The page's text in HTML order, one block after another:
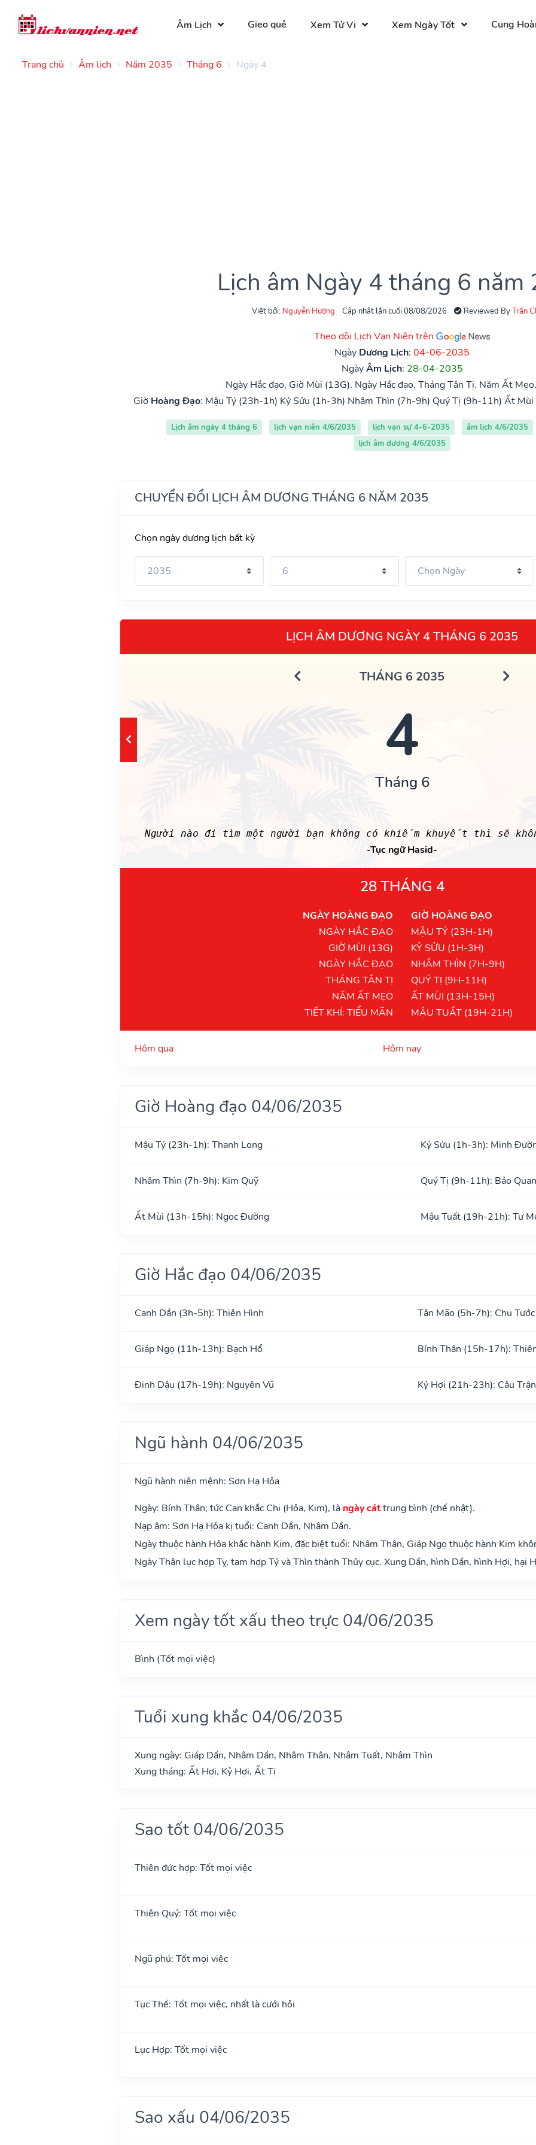
Âm Lịch Gieo quẻ Xem Tử Vi Xem Ngày Tốt Cung
Trang chủ Âm lịch Năm 2035 Tháng 6 Ngày 4
Lịch âm Ngày 4 tháng 6 năm
Viết bởi: Nguyễn Hương Cập nhật lần cuối 08/08/2026 Reviewed ByTrần
Theo dõi Lịch Vạn Niên trên
Ngày Dương Lịch: 04-06-2035
NgàyÂm Lịch: 28-04-2035
Ngày Hắc đạo, Giờ Mùi (13G), Ngày Hắc đạo, Tháng Tân Tị, Năm Ất
Giờ Hoàng Đạo: Mậu Tý (23h-1h) Kỷ Sửu (1h-3h) Nhâm Thìn (7h-9h) Quý Tị (9h-11h) Ất Mùi
Lịch âm ngày 4 tháng 6 lịch vạn niên 4/6/2035 lịch vạn sự 4-6-2035 âm lịch 4/6/2035
lịch âm dương 4/6/2035
CHUYỂN ĐỔI LỊCH ÂM DƯƠNG THÁNG 6 NĂM 2035
Chọn ngày dương lịch bất kỳ
LỊCH ÂM DƯƠNG NGÀY 4 THÁNG 6 2035
THÁNG 6 2035
4
Tháng 6
Người nào đi tìm một người bạn không có khiếm khuyết thì sẽ
-Tục ngữ Hasid-
28 THÁNG 4
NGÀY HOÀNG ĐẠO
NGÀY HẮC ĐẠO
GIỜ MÙI (13G)
NGÀY HẮC ĐẠO
THÁNG TÂN TỊ
NĂM ẤT MẸO
TIẾT KHÍ: TIỂU MÃN
GIỜ HOÀNG ĐẠO
MẬU TÝ (23H-1H)
KỶ SỬU (1H-3H)
NHÂM THÌN (7H-9H)
QUÝ TỊ (9H-11H)
ẤT MÙI (13H-15H)
MẬU TUẤT (19H-21H)
Hôm qua Hôm nay
Giờ Hoàng đạo 04/06/2035
Mậu Tý (23h-1h): Thanh Long Kỷ Sửu (1h-3h): Minh
Nhâm Thìn (7h-9h): Kim Quỹ Quý Tị (9h-11h): Bảo
Ất Mùi (13h-15h): Ngọc Đường Mậu Tuất (19h-21h): Tư
Giờ Hắc đạo 04/06/2035
Canh Dần (3h-5h): Thiên Hình Tân Mão (5h-7h): Chu Tước
Giáp Ngọ (11h-13h): Bạch Hổ Bính Thân (15h-17h):
Đinh Dậu (17h-19h): Nguyên Vũ Kỷ Hợi (21h-23h): Câu Trận
Ngũ hành 04/06/2035
Ngũ hành niên mệnh: Sơn Hạ Hỏa
Ngày: Bính Thân; tức Can khắc Chi (Hỏa, Kim), là ngày cáttrung bình (chế nhật).
Nạp âm: Sơn Hạ Hỏa kị tuổi: Canh Dần, Nhâm Dần.
Ngày thuộc hành Hỏa khắc hành Kim, đặc biệt tuổi: Nhâm Thân, Giáp Ngọ thuộc hành Kim
Ngày Thân lục hợp Tỵ, tam hợp Tý và Thìn thành Thủy cục. Xung Dần, hình Dần, hình Hợi, hại
Xem ngày tốt xấu theo trực 04/06/2035
Bình (Tốt mọi việc)
Tuổi xung khắc 04/06/2035
Xung ngày: Giáp Dần, Nhâm Dần, Nhâm Thân, Nhâm Tuất, Nhâm Thìn
Xung tháng: Ất Hợi, Kỷ Hợi, Ất Tị
Sao tốt 04/06/2035
Thiên đức hợp: Tốt mọi việc
Thiên Quý: Tốt mọi việc
Ngũ phú: Tốt mọi việc
Tục Thế: Tốt mọi việc, nhất là cưới hỏi
Lục Hợp: Tốt mọi việc
Sao xấu 04/06/2035